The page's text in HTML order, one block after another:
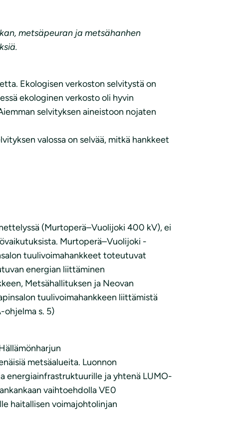
metsäpeuran ja metsähanhen
Ekologisen verkoston selvitystä on
ekologinen verkosto oli hyvin
selvityksen aineistoon nojaten
valossa on selvää, mitkä hankkeet
(Murtoperä–Vuolijoki 400 kV), ei
Murtoperä–Vuolijoki -
tuulivoimahankkeet toteutuvat
energian liittäminen
Metsähallituksen ja Neovan
tuulivoimahankkeen liittämistä
ohjelma s. 5)
metsäalueita. Luonnon
energiainfrastruktuurille ja yhtenä LUMO-
vaihtoehdolla VE0
haitallisen voimajohtolinjan